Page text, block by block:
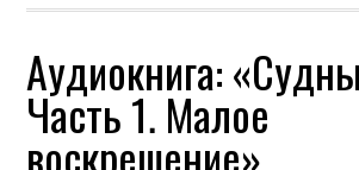
Аудиокнига:
Часть 1. Малое
воскрешение»